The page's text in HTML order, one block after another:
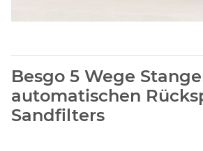
Besgo 5 Wege
automatischen
Sandfilters